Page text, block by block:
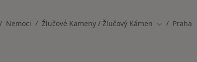
Nemoci Žlučové Kameny / Žlučový Kámen Změna města
Praha